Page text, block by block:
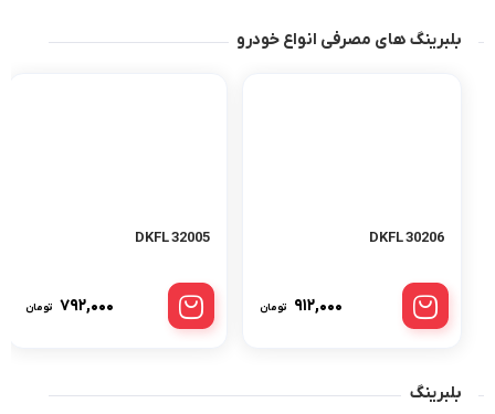
بلبرینگ های مصرفی انواع خودرو
30206 DKFL
۹۱۲,۰۰۰ تومان
32005 DKFL
۷۹۲,۰۰۰ تومان
بلبرینگ